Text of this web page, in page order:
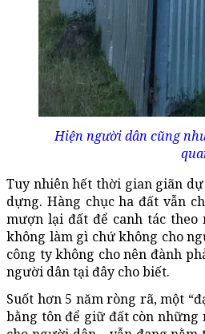
Hiện người dân cũng
Tuy nhiên hết thời gian giãn
dựng. Hàng chục ha đất vẫn
mượn lại đất để canh tác theo
không làm gì chứ không cho
công ty không cho nên đành
người dân tại đây cho biết.
Suốt hơn 5 năm ròng rã, một
bằng tôn để giữ đất còn những